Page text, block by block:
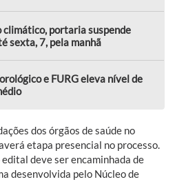
climático, portaria suspende
sexta, 7, pela manhã
e FURG eleva nível de
dos órgãos de saúde no
etapa presencial no processo.
deve ser encaminhada de
desenvolvida pelo Núcleo de